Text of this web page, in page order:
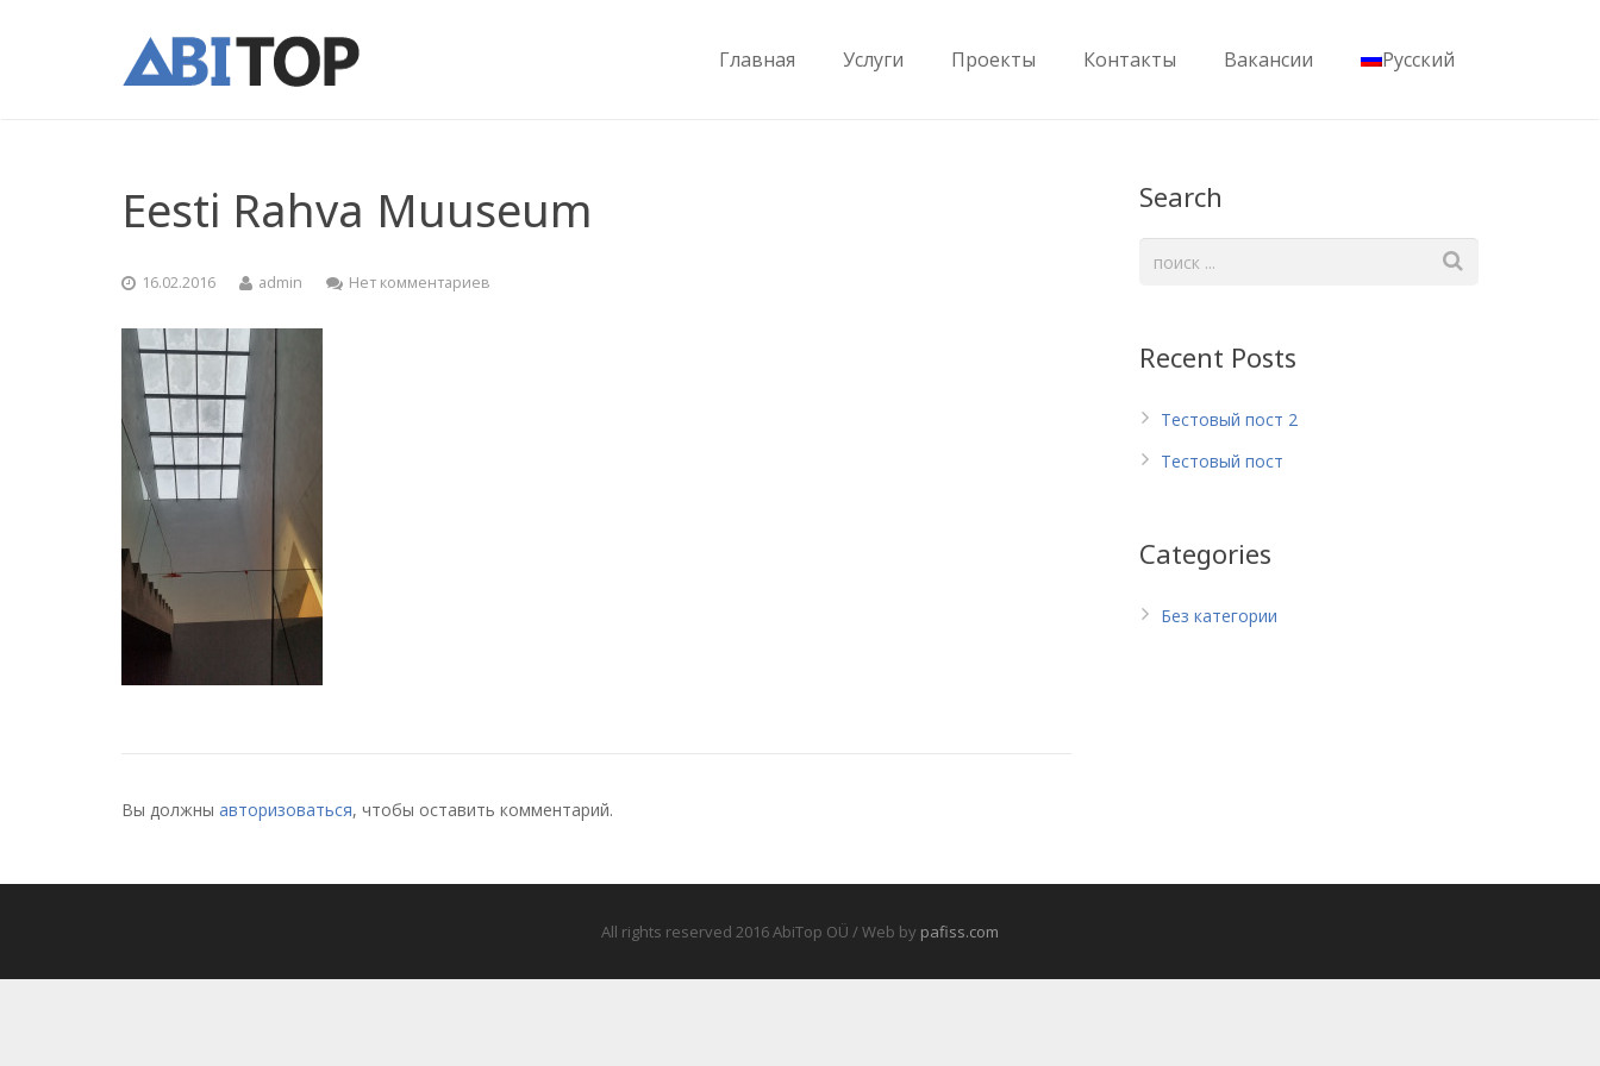
Главная Услуги Проекты Контакты Вакансии Русский
Eesti Rahva Muuseum
16.02.2016 admin Нет комментариев
Вы должны авторизоваться, чтобы оставить комментарий.
Search
Recent Posts
Тестовый пост 2
Тестовый пост
Categories
Без категории
All rights reserved 2016 AbiTop OÜ / Web by pafiss.com